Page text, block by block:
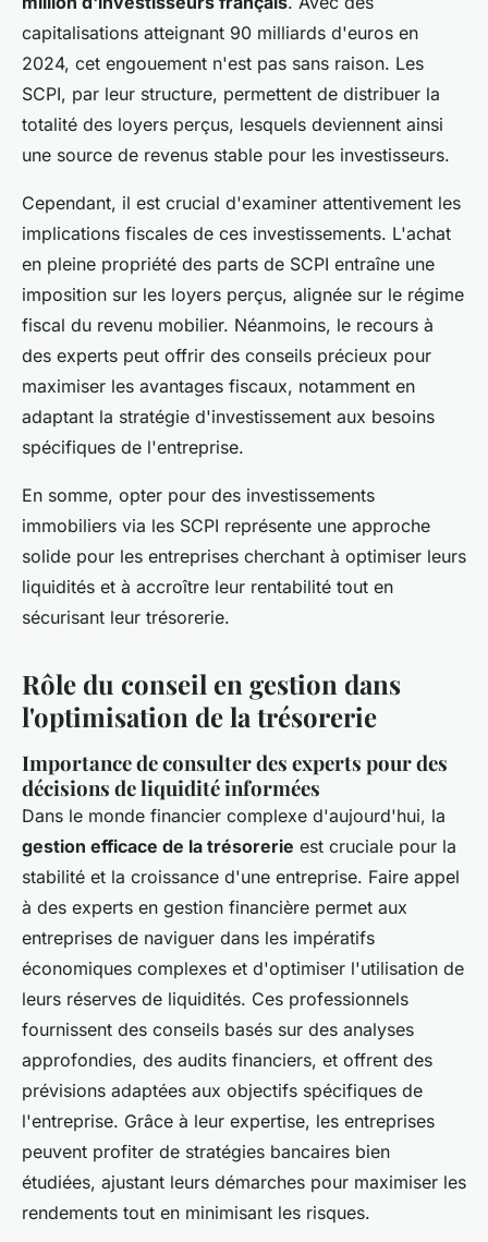
capitalisations atteignant 90 milliards d'euros en
2024, cet engouement n'est pas sans raison. Les
SCPI, par leur structure, permettent de distribuer la
totalité des loyers perçus, lesquels deviennent ainsi
une source de revenus stable pour les investisseurs.
Cependant, il est crucial d'examiner attentivement les
implications fiscales de ces investissements. L'achat
en pleine propriété des parts de SCPI entraîne une
imposition sur les loyers perçus, alignée sur le régime
fiscal du revenu mobilier. Néanmoins, le recours à
des experts peut offrir des conseils précieux pour
maximiser les avantages fiscaux, notamment en
adaptant la stratégie d'investissement aux besoins
spécifiques de l'entreprise.
En somme, opter pour des investissements
immobiliers via les SCPI représente une approche
solide pour les entreprises cherchant à optimiser leurs
liquidités et à accroître leur rentabilité tout en
sécurisant leur trésorerie.
Rôle du conseil en gestion dans
l'optimisation de la trésorerie
Importance de consulter des experts pour des
décisions de liquidité informées
Dans le monde financier complexe d'aujourd'hui, la
gestion efficace de la trésorerie est cruciale pour la
stabilité et la croissance d'une entreprise. Faire appel
à des experts en gestion financière permet aux
entreprises de naviguer dans les impératifs
économiques complexes et d'optimiser l'utilisation de
leurs réserves de liquidités. Ces professionnels
fournissent des conseils basés sur des analyses
approfondies, des audits financiers, et offrent des
prévisions adaptées aux objectifs spécifiques de
l'entreprise. Grâce à leur expertise, les entreprises
peuvent profiter de stratégies bancaires bien
étudiées, ajustant leurs démarches pour maximiser les
rendements tout en minimisant les risques.